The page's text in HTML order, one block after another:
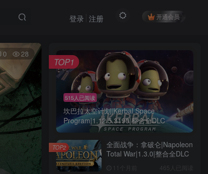
开通会员
登录 注册
0 28
515人已阅读
坎巴拉太空计划|Kerbal Space
Program|1.12.5.3190|整合全DLC
TOP1
全面战争：拿破仑|Napoleon
Total War|1.3.0|整合全DLC
11个月前 465人已阅读
TOP2